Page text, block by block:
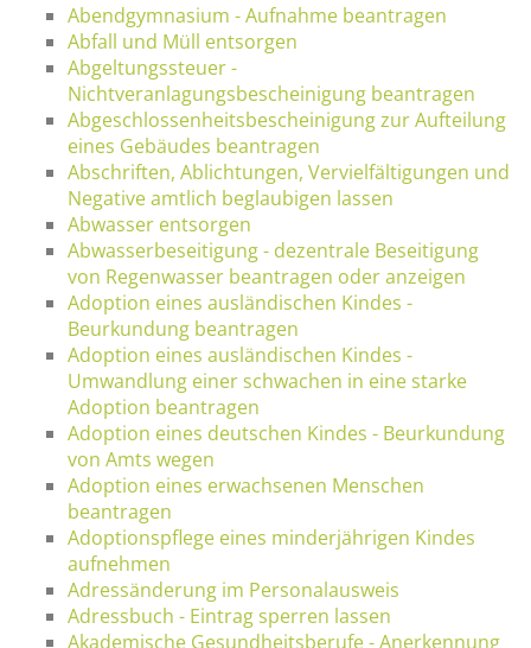
Abendgymnasium - Aufnahme beantragen
Abfall und Müll entsorgen
Abgeltungssteuer -
Nichtveranlagungsbescheinigung beantragen
Abgeschlossenheitsbescheinigung zur Aufteilung
eines Gebäudes beantragen
Abschriften, Ablichtungen, Vervielfältigungen und
Negative amtlich beglaubigen lassen
Abwasser entsorgen
Abwasserbeseitigung - dezentrale Beseitigung
von Regenwasser beantragen oder anzeigen
Adoption eines ausländischen Kindes -
Beurkundung beantragen
Adoption eines ausländischen Kindes -
Umwandlung einer schwachen in eine starke
Adoption beantragen
Adoption eines deutschen Kindes - Beurkundung
von Amts wegen
Adoption eines erwachsenen Menschen
beantragen
Adoptionspflege eines minderjährigen Kindes
aufnehmen
Adressänderung im Personalausweis
Adressbuch - Eintrag sperren lassen
Akademische Gesundheitsberufe - Anerkennung